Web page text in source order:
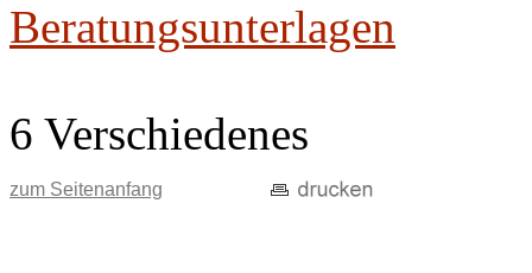
Beratungsunterlagen
6 Verschiedenes
zum Seitenanfang